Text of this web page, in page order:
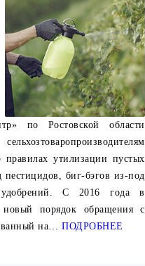
по Ростовской области
утилизации пустых
пестицидов, биг-бэгов из-под
удобрений. С 2016 года в
новый порядок обращения с
на… ПОДРОБНЕЕ